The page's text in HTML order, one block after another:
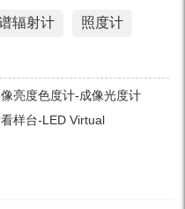
辐射计
照度计
亮度色度计-成像光度计
样台-LED Virtual